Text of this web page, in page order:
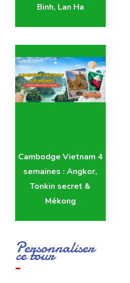
Binh, Lan Ha
Cambodge Vietnam 4
semaines : Angkor,
Tonkin secret &
Mékong
Personnaliser
ce tour